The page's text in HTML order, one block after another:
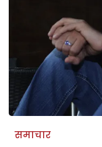
समाचार